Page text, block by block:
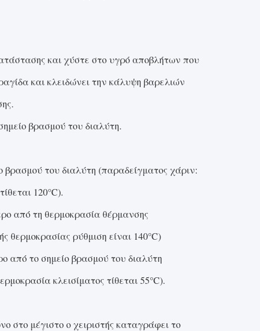
και χύστε στο υγρό αποβλήτων που
και κλειδώνει την κάλυψη βαρελιών
βρασμού του διαλύτη.
του διαλύτη (παραδείγματος χάριν:
120°C).
από τη θερμοκρασία θέρμανσης
θερμοκρασίας ρύθμιση είναι 140°C)
από το σημείο βρασμού του διαλύτη
κλεισίματος τίθεται 55°C).
στο μέγιστο ο χειριστής καταγράφει το